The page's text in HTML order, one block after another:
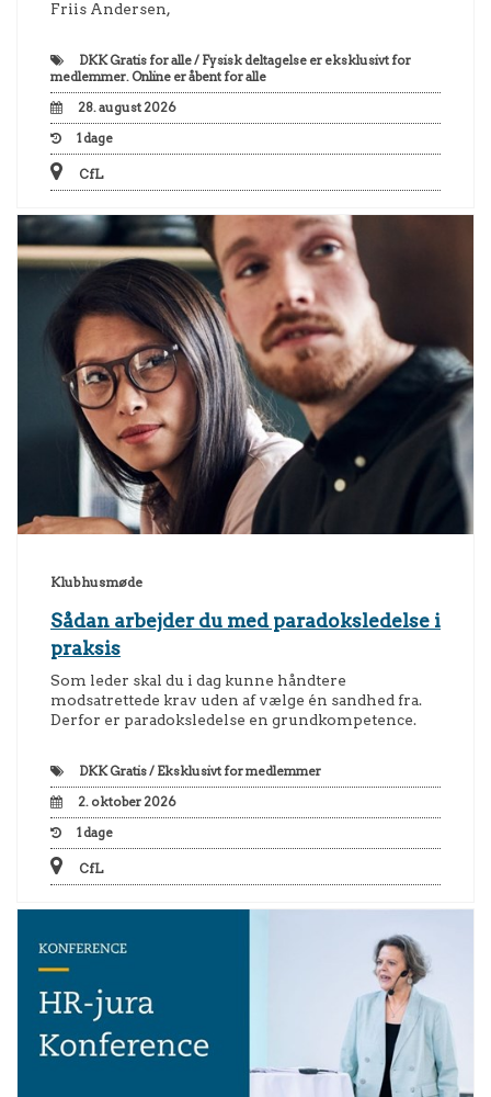
Friis Andersen,
DKKGratis for alle / Fysisk deltagelse er eksklusivt for
medlemmer. Online er åbent for alle
28. august 2026
1dage
CfL
Klubhusmøde
Sådan arbejder du med paradoksledelse i
praksis
Som leder skal du i dag kunne håndtere
modsatrettede krav uden af vælge én sandhed fra.
Derfor er paradoksledelse en grundkompetence.
DKKGratis / Eksklusivt for medlemmer
2. oktober 2026
1dage
CfL